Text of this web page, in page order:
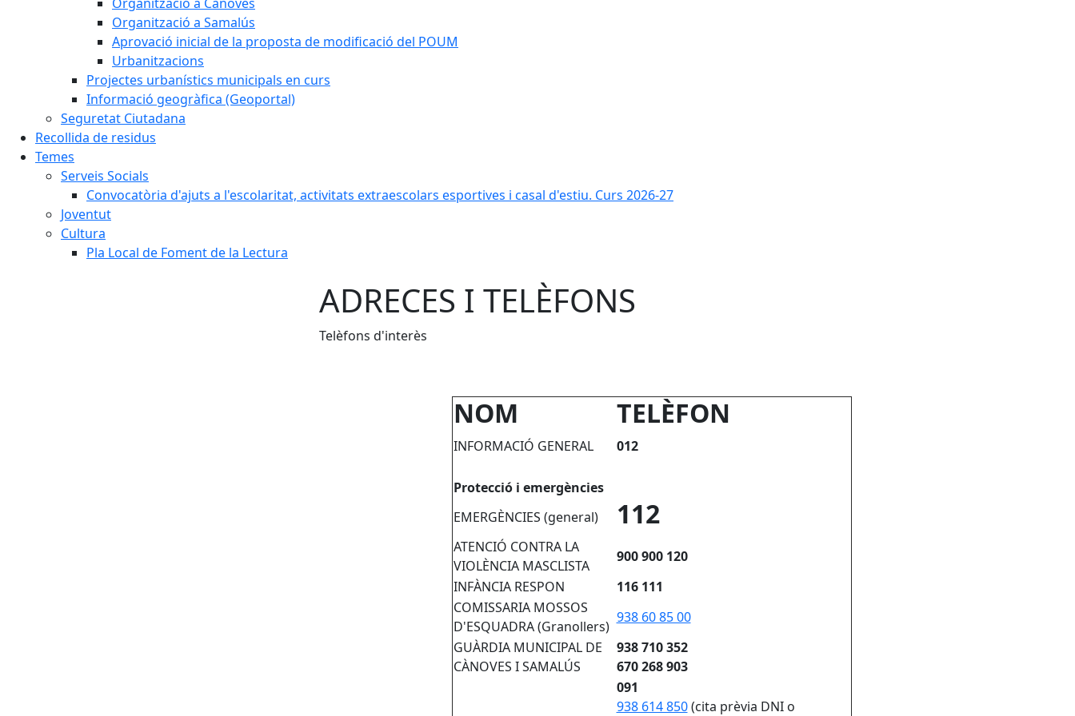
Organització a Samalús
Aprovació inicial de la proposta de modificació del POUM
Urbanitzacions
Projectes urbanístics municipals en curs
Informació geogràfica (Geoportal)
Seguretat Ciutadana
Recollida de residus
Temes
Serveis Socials
Convocatòria d'ajuts a l'escolaritat, activitats extraescolars esportives i casal d'estiu. Curs 2026-27
Joventut
Cultura
Pla Local de Foment de la Lectura
ADRECES I TELÈFONS
Telèfons d'interès
NOM TELÈFON
INFORMACIÓ GENERAL 012
Protecció i emergències
EMERGÈNCIES (general)
112
ATENCIÓ CONTRA LA
VIOLÈNCIA MASCLISTA
900 900 120
INFÀNCIA RESPON
116 111
COMISSARIA MOSSOS
D'ESQUADRA (Granollers)
938 60 85 00
GUÀRDIA MUNICIPAL DE
CÀNOVES I SAMALÚS
938 710 352
670 268 903
091
938 614 850(cita prèvia DNI o